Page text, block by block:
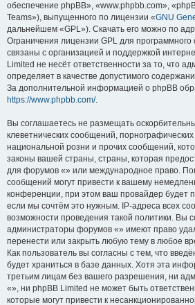
обеспечение phpBB», «www.phpbb.com»,
Teams»), выпущенного по лицензии «GNU
дальнейшем «GPL»). Скачать его можно по
Ограничения лицензии GPL для программного
связаны с организацией и поддержкой
Limited не несёт ответственности за то, что
определяет в качестве допустимого
За дополнительной информацией о phpBB
https://www.phpbb.com/.
Вы соглашаетесь не размещать
клеветнических сообщений,
национальной розни и прочих сообщений,
законы вашей страны, страны, которая
для форумов «» или международное право.
сообщений могут привести к вашему
конференции, при этом ваш провайдер будет
если мы сочтём это нужным. IP-адреса всех
возможности проведения такой политики. Вы
администраторы форумов «» имеют право
перенести или закрыть любую тему в любое
Как пользователь вы согласны с тем, что
будет храниться в базе данных. Хотя эта
третьим лицам без вашего разрешения, ни
«», ни phpBB Limited не может быть
которые могут привести к